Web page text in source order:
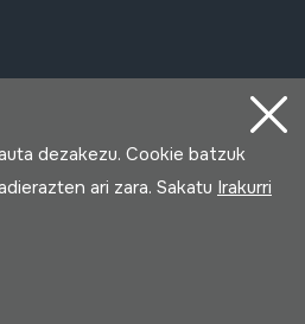
dezakezu. Cookie batzuk
ari zara. Sakatu Irakurri